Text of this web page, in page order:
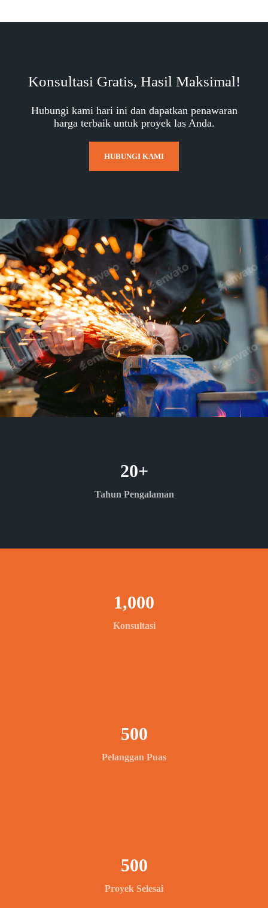
Konsultasi Gratis, Hasil Maksimal!
Hubungi kami hari ini dan dapatkan penawaran
harga terbaik untuk proyek las Anda.
HUBUNGI KAMI
Tahun Pengalaman
20+
Konsultasi
1,000
Pelanggan Puas
500
Proyek Selesai
500